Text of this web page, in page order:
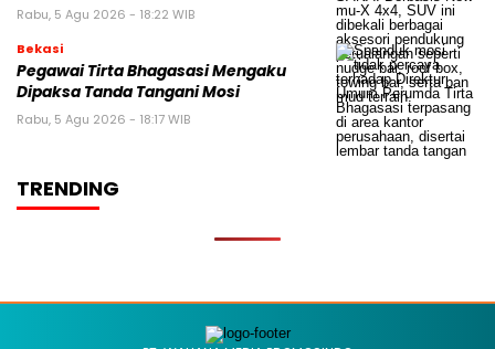
Rabu, 5 Agu 2026 - 18:22 WIB
Bekasi
Pegawai Tirta Bhagasasi Mengaku
Dipaksa Tanda Tangani Mosi
Rabu, 5 Agu 2026 - 18:17 WIB
TRENDING